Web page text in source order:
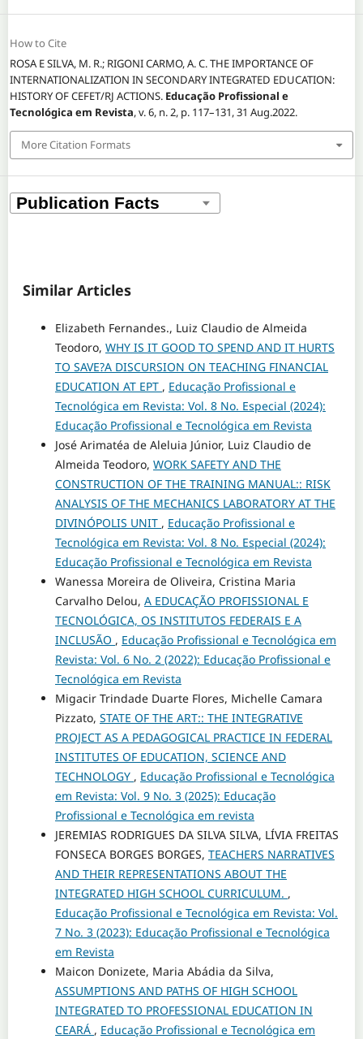
How to Cite
ROSA E SILVA, M. R.; RIGONI CARMO, A. C. THE IMPORTANCE OF
INTERNATIONALIZATION IN SECONDARY INTEGRATED EDUCATION:
HISTORY OF CEFET/RJ ACTIONS. Educação Profissional e
Tecnológica em Revista, v. 6, n. 2, p. 117–131, 31 Aug.2022.
More Citation Formats
Similar Articles
Elizabeth Fernandes., Luiz Claudio de Almeida
Teodoro, WHY IS IT GOOD TO SPEND AND IT HURTS
TO SAVE?A DISCURSION ON TEACHING FINANCIAL
EDUCATION AT EPT , Educação Profissional e
Tecnológica em Revista: Vol. 8 No. Especial (2024):
Educação Profissional e Tecnológica em Revista
José Arimatéa de Aleluia Júnior, Luiz Claudio de
Almeida Teodoro, WORK SAFETY AND THE
CONSTRUCTION OF THE TRAINING MANUAL:: RISK
ANALYSIS OF THE MECHANICS LABORATORY AT THE
DIVINÓPOLIS UNIT , Educação Profissional e
Tecnológica em Revista: Vol. 8 No. Especial (2024):
Educação Profissional e Tecnológica em Revista
Wanessa Moreira de Oliveira, Cristina Maria
Carvalho Delou, A EDUCAÇÃO PROFISSIONAL E
TECNOLÓGICA, OS INSTITUTOS FEDERAIS E A
INCLUSÃO , Educação Profissional e Tecnológica em
Revista: Vol. 6 No. 2 (2022): Educação Profissional e
Tecnológica em Revista
Migacir Trindade Duarte Flores, Michelle Camara
Pizzato, STATE OF THE ART:: THE INTEGRATIVE
PROJECT AS A PEDAGOGICAL PRACTICE IN FEDERAL
INSTITUTES OF EDUCATION, SCIENCE AND
TECHNOLOGY , Educação Profissional e Tecnológica
em Revista: Vol. 9 No. 3 (2025): Educação
Profissional e Tecnológica em revista
JEREMIAS RODRIGUES DA SILVA SILVA, LÍVIA FREITAS
FONSECA BORGES BORGES, TEACHERS NARRATIVES
AND THEIR REPRESENTATIONS ABOUT THE
INTEGRATED HIGH SCHOOL CURRICULUM. ,
Educação Profissional e Tecnológica em Revista: Vol.
7 No. 3 (2023): Educação Profissional e Tecnológica
em Revista
Maicon Donizete, Maria Abádia da Silva,
ASSUMPTIONS AND PATHS OF HIGH SCHOOL
INTEGRATED TO PROFESSIONAL EDUCATION IN
CEARÁ , Educação Profissional e Tecnológica em